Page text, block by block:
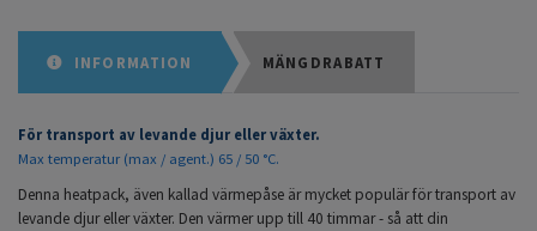
INFORMATION MÄNGDRABATT
För transport av levande djur eller växter.
Max temperatur (max / agent.) 65 / 50 °C.
Denna heatpack, även kallad värmepåse är mycket populär för transport av
levande djur eller växter. Den värmer upp till 40 timmar - så att din